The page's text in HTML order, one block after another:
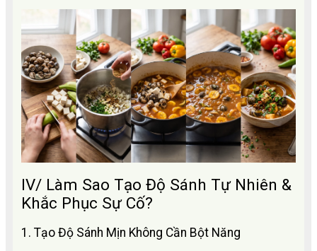
IV/ Làm Sao Tạo Độ Sánh Tự Nhiên &
Khắc Phục Sự Cố?
1. Tạo Độ Sánh Mịn Không Cần Bột Năng